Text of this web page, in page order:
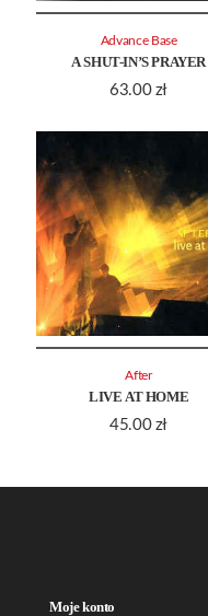
A SHUT-IN’S PRAYER
63.00 zł
Advance Base
LIVE AT HOME
45.00 zł
After
Moje konto